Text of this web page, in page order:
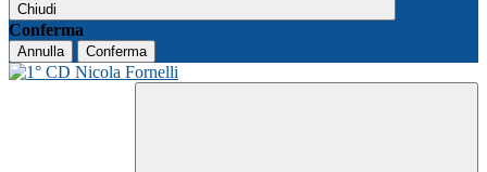
Chiudi
Conferma
Annulla Conferma